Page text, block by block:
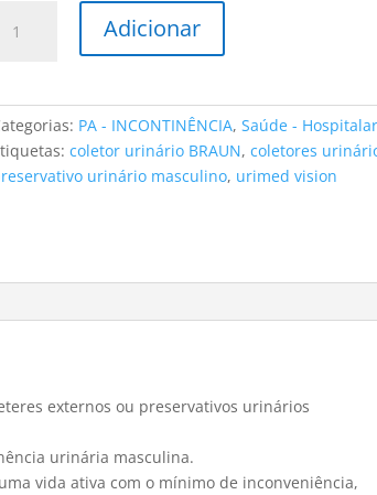
Preservativos
URIMED
VISION
25mm
Adicionar
PA - INCONTINÊNCIA,Saúde - Hospitalar
coletor urinário BRAUN,coletores
urinário masculino, urimed vision
externos ou preservativos urinários
urinária masculina.
vida ativa com o mínimo de inconveniência,